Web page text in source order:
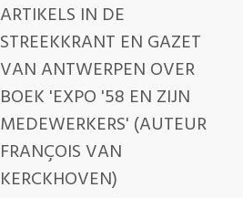
ARTIKELS IN DE
STREEKKRANT EN GAZET
VAN ANTWERPEN OVER
BOEK 'EXPO '58 EN ZIJN
MEDEWERKERS' (AUTEUR
FRANÇOIS VAN
KERCKHOVEN)